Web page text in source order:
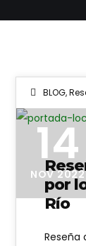
BLOG,
14
NOV 2022
por
Río
Reseña